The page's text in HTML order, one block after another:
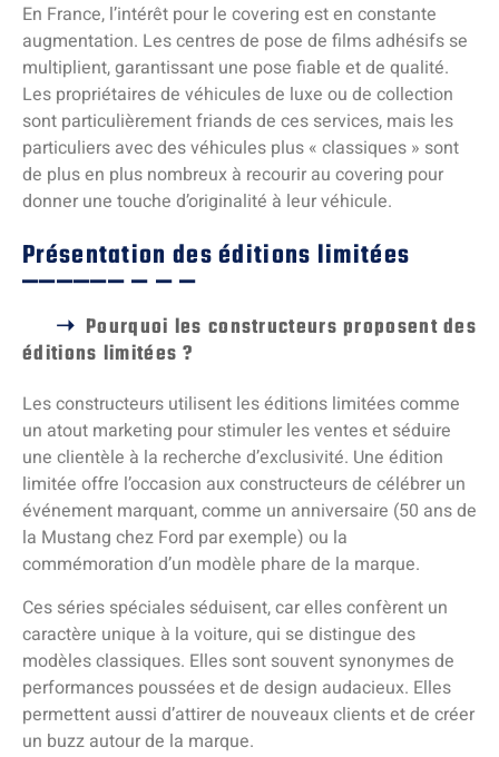
En France, l’intérêt pour le covering est en constante
augmentation. Les centres de pose de films adhésifs se
multiplient, garantissant une pose fiable et de qualité.
Les propriétaires de véhicules de luxe ou de collection
sont particulièrement friands de ces services, mais les
particuliers avec des véhicules plus « classiques » sont
de plus en plus nombreux à recourir au covering pour
donner une touche d’originalité à leur véhicule.
Présentation des éditions limitées
Pourquoi les constructeurs proposent des
éditions limitées ?
Les constructeurs utilisent les éditions limitées comme
un atout marketing pour stimuler les ventes et séduire
une clientèle à la recherche d’exclusivité. Une édition
limitée offre l’occasion aux constructeurs de célébrer un
événement marquant, comme un anniversaire (50 ans de
la Mustang chez Ford par exemple) ou la
commémoration d’un modèle phare de la marque.
Ces séries spéciales séduisent, car elles confèrent un
caractère unique à la voiture, qui se distingue des
modèles classiques. Elles sont souvent synonymes de
performances poussées et de design audacieux. Elles
permettent aussi d’attirer de nouveaux clients et de créer
un buzz autour de la marque.